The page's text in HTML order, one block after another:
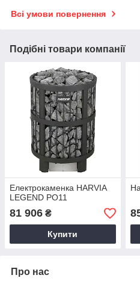
Всі умови повернення
Подібні товари компанії
Електрокаменка HARVIA
LEGEND PO11
81 906 ₴
Купити
Про нас